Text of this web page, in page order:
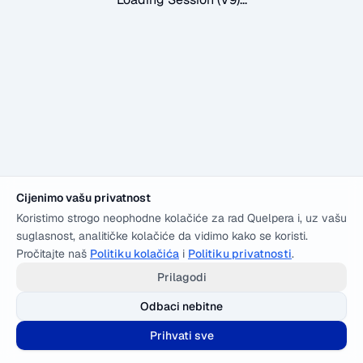
Cijenimo vašu privatnost
Koristimo strogo neophodne kolačiće za rad Quelpera i, uz vašu
suglasnost, analitičke kolačiće da vidimo kako se koristi.
Pročitajte naš Politiku kolačića i Politiku privatnosti.
Prilagodi
Odbaci nebitne
Prihvati sve